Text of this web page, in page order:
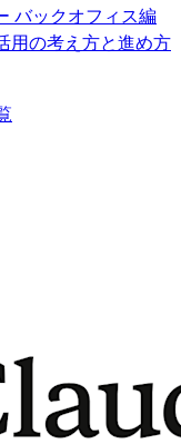
バックオフィス編
用の考え方と進め方